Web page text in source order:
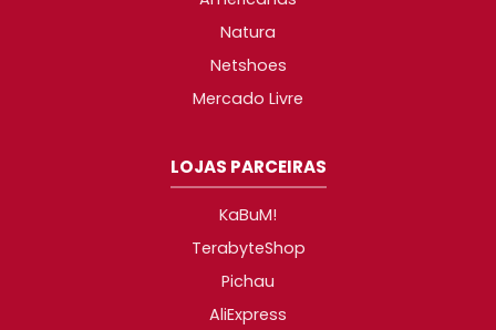
Natura
Netshoes
Mercado Livre
LOJAS PARCEIRAS
KaBuM!
TerabyteShop
Pichau
AliExpress